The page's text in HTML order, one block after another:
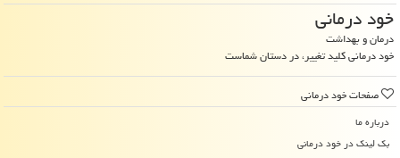
خود درمانی
درمان و بهداشت
خود درمانی کلید تغییر، در دستان شماست
صفحات خود درمانی
درباره ما
بک لینک در خود درمانی